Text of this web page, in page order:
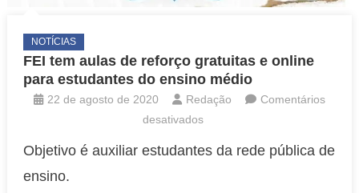
NOTÍCIAS
FEI tem aulas de reforço gratuitas e online
para estudantes do ensino médio
22 de agosto de 2020 Redação
Comentários
desativadosem
tem
Objetivo é auxiliar estudantes da rede pública de
ensino.